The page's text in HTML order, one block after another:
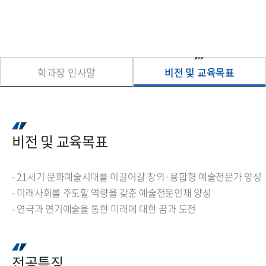
학과장 인사말 비전 및 교육목표
비전 및 교육목표
- 21세기 문화예술시대를 이끌어갈 창의·융합형 예술전문가 양성
- 미래사회를 주도할 역량을 갖춘 예술전문인재 양성
- 연극과 연기예술을 통한 미래에 대한 꿈과 도전